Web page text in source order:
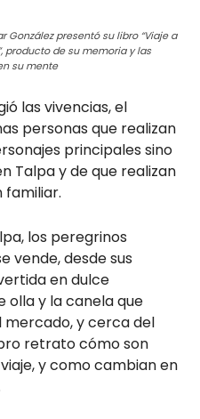
González presentó su libro “Viaje a
producto de su memoria y las
su mente
las vivencias, el
personas que realizan
principales sino
Talpa y de que realizan
familiar.
los peregrinos
vende, desde sus
en dulce
olla y la canela que
mercado, y cerca del
retrato cómo son
y como cambian en